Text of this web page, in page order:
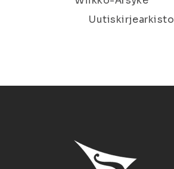
Uutiskirjearkisto